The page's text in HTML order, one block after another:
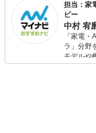
担当：家
ビー
中村 宥
「家電
ラ」分野
モデルや
ムを楽し